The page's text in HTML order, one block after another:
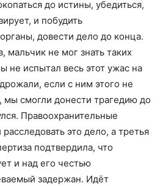
до истины, убедиться,
и побудить
довести дело до конца.
мальчик не мог знать таких
не испытал весь этот ужас на
если с ним этого не
мы смогли донести трагедию до
Правоохранительные
это дело, а третья
подтвердила, что
и над его честью
задержан. Идёт